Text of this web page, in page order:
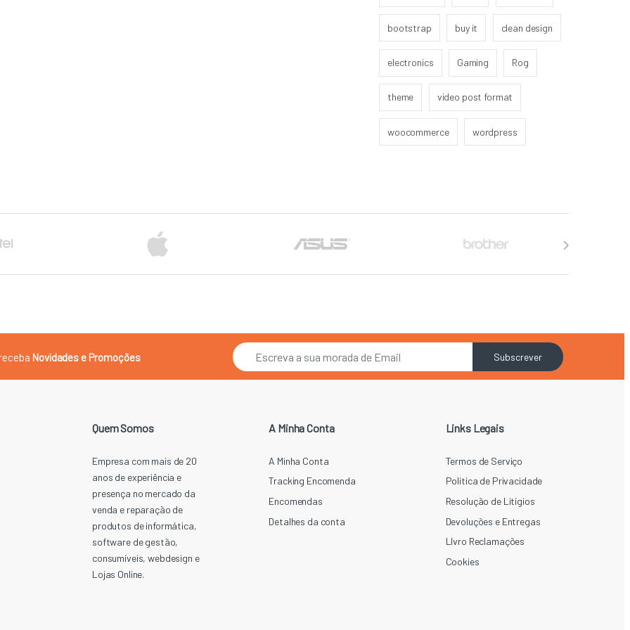
bootstrap buy it clean design
electronics Gaming Rog
theme video post format
woocommerce wordpress
Novidades e Promoções
E
m
Subscrever
Quem Somos
Empresa com mais de 20
anos de experiência e
presença no mercado da
venda e reparação de
produtos de informática,
software de gestão,
consumíveis, webdesign e
Lojas Online.
A Minha Conta
A Minha Conta
Tracking Encomenda
Encomendas
Detalhes da conta
Links Legais
Termos de Serviço
Política de Privacidade
Resolução de Litígios
Devoluções e Entregas
LIvro Reclamações
Cookies